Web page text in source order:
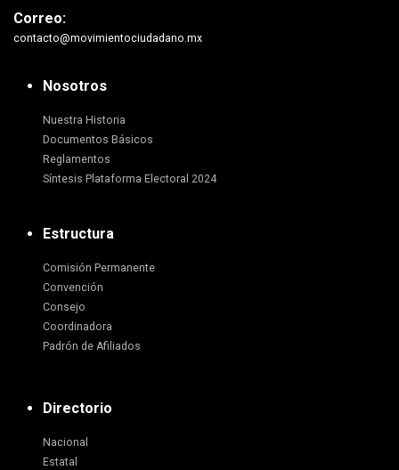
Correo:
contacto@movimientociudadano.mx
Nosotros
Nuestra Historia
Documentos Básicos
Reglamentos
Síntesis Plataforma Electoral 2024
Estructura
Comisión Permanente
Convención
Consejo
Coordinadora
Padrón de Afiliados
Directorio
Nacional
Estatal